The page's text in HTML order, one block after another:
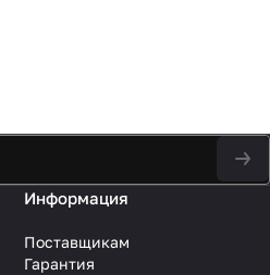
Информация
Поставщикам
Гарантия